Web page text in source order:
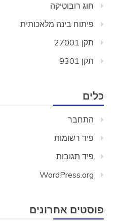
חוג רובוטיקה
פיתוח בינה מלאכותית
תקן 27001
תקן 9301
כלים
התחבר
פיד רשומות
פיד תגובות
WordPress.org
פוסטים אחרונים